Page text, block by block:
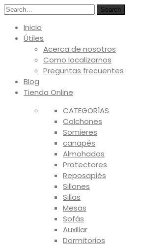
Search
Inicio
Útiles
Acerca de nosotros
Como localizarnos
Preguntas frecuentes
Blog
Tienda Online
CATEGORÍAS
Colchones
Somieres
canapés
Almohadas
Protectores
Reposapiés
Sillones
Sillas
Mesas
Sofás
Auxiliar
Dormitorios